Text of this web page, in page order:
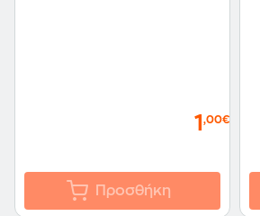
1 ,00€
Προσθήκη